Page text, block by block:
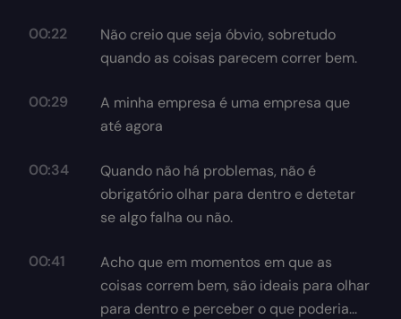
00:22
Não creio que seja óbvio, sobretudo
quando as coisas parecem correr bem.
00:29
A minha empresa é uma empresa que
até agora
00:34
Quando não há problemas, não é
obrigatório olhar para dentro e detetar
se algo falha ou não.
00:41
Acho que em momentos em que as
coisas correm bem, são ideais para olhar
para dentro e perceber o que poderia...